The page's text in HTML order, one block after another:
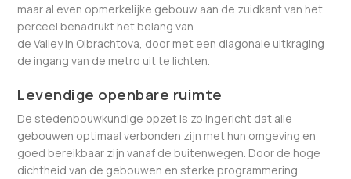
maar al even opmerkelijke gebouw aan de zuidkant van het
perceel benadrukt het belang van
de Valley in Olbrachtova, door met een diagonale uitkraging
de ingang van de metro uit te lichten.
Levendige openbare ruimte
De stedenbouwkundige opzet is zo ingericht dat alle
gebouwen optimaal verbonden zijn met hun omgeving en
goed bereikbaar zijn vanaf de buitenwegen. Door de hoge
dichtheid van de gebouwen en sterke programmering